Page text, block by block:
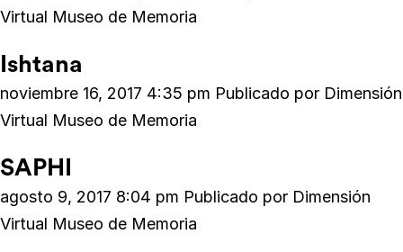
Virtual Museo de Memoria
Ishtana
noviembre 16, 2017 4:35 pm Publicado por Dimensión
Virtual Museo de Memoria
SAPHI
agosto 9, 2017 8:04 pm Publicado por Dimensión
Virtual Museo de Memoria